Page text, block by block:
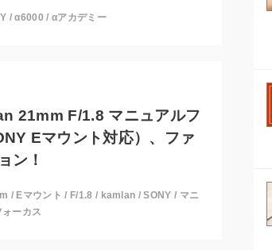
/α6000 / αアカデミー
21mm F/1.8 マニュアルフ
Eマウント対応）、ファ
ン！
/ Eマウント / F/1.8 / kamlan /SONY / マニ
ォーカス